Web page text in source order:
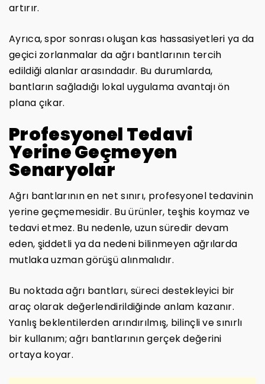
artırır.
Ayrıca, spor sonrası oluşan kas hassasiyetleri ya da
geçici zorlanmalar da ağrı bantlarının tercih
edildiği alanlar arasındadır. Bu durumlarda,
bantların sağladığı lokal uygulama avantajı ön
plana çıkar.
Profesyonel Tedavi
Yerine Geçmeyen
Senaryolar
Ağrı bantlarının en net sınırı, profesyonel tedavinin
yerine geçmemesidir. Bu ürünler, teşhis koymaz ve
tedavi etmez. Bu nedenle, uzun süredir devam
eden, şiddetli ya da nedeni bilinmeyen ağrılarda
mutlaka uzman görüşü alınmalıdır.
Bu noktada ağrı bantları, süreci destekleyici bir
araç olarak değerlendirildiğinde anlam kazanır.
Yanlış beklentilerden arındırılmış, bilinçli ve sınırlı
bir kullanım; ağrı bantlarının gerçek değerini
ortaya koyar.